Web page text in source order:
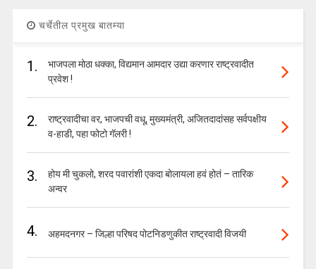
चर्चेतील प्रमुख बातम्या
1.
भाजपला मोठा धक्का, विद्यमान आमदार उद्या करणार राष्ट्रवादीत
प्रवेश !
2.
राष्ट्रवादीचा वर, भाजपची वधू, मुख्यमंत्री, अजितदादांसह सर्वपक्षीय
व-हाडी, पहा फोटो गॅलरी !
3.
होय मी चुकलो, शरद पवारांशी एकदा बोलायला हवं होतं – तारिक
अन्वर
4. अहमदनगर – जिल्हा परिषद पोटनिडणुकीत राष्ट्रवादी विजयी